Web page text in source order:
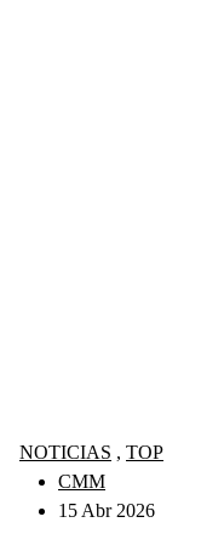
NOTICIAS , TOP
CMM
15 Abr 2026